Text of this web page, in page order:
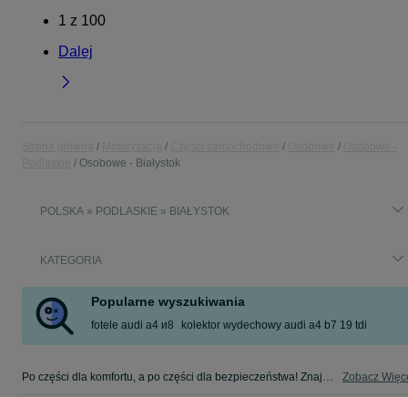
1 z 100
Dalej
Osobowe - Białystok
POLSKA » PODLASKIE » BIAŁYSTOK
KATEGORIA
Popularne wyszukiwania
fotele audi a4 и8 kolektor wydechowy audi a4 b7 19 tdi
Po części dla komfortu, a po części dla bezpieczeństwa! Znajdź coś dla swojego auta w kategorii Osobowe na OLX - Białystok i okolice! Zobacz